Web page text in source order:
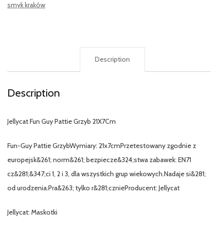
smyk kraków
Description
Description
Jellycat Fun Guy Pattie Grzyb 21X7Cm
Fun-Guy Pattie GrzybWymiary: 21x7cmPrzetestowany zgodnie z
europejsk&261; norm&261; bezpiecze&324;stwa zabawek: EN71
cz&281;&347;ci 1, 2 i 3, dla wszystkich grup wiekowych.Nadaje si&281;
od urodzenia.Pra&263; tylko r&281;cznieProducent: Jellycat
Jellycat: Maskotki